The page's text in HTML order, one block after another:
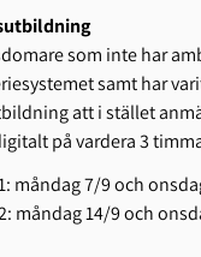
som inte har
samt har
att i stället
på vardera 3
måndag 7/9 och
måndag 14/9 och